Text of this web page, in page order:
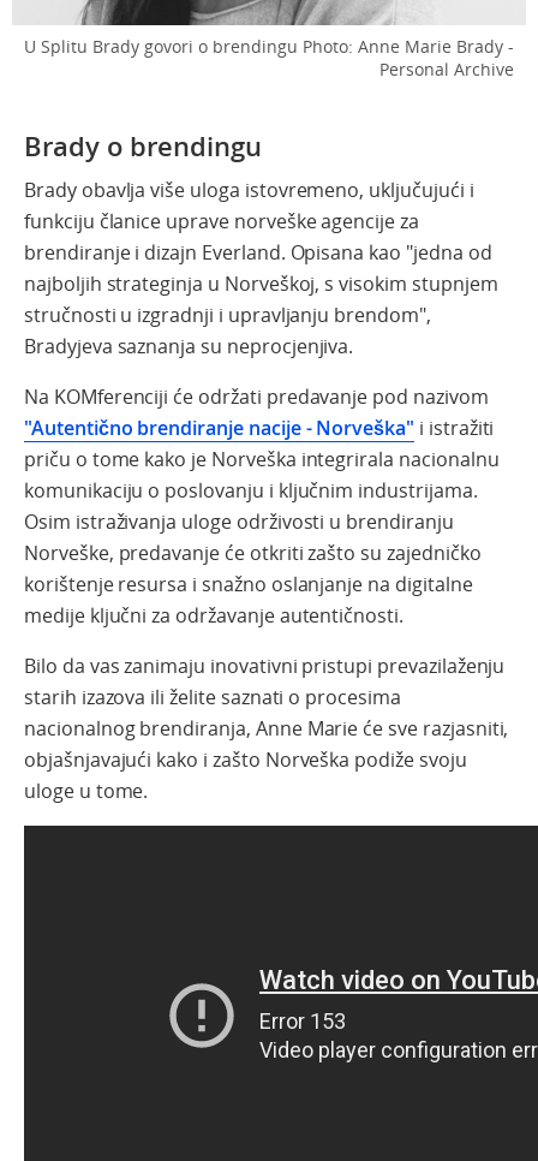
U Splitu Brady govori o brendingu Photo: Anne Marie Brady -
Personal Archive
Brady o brendingu
Brady obavlja više uloga istovremeno, uključujući i
funkciju članice uprave norveške agencije za
brendiranje i dizajn Everland. Opisana kao "jedna od
najboljih strateginja u Norveškoj, s visokim stupnjem
stručnosti u izgradnji i upravljanju brendom",
Bradyjeva saznanja su neprocjenjiva.
Na KOMferenciji će održati predavanje pod nazivom
"Autentično brendiranje nacije - Norveška" i istražiti
priču o tome kako je Norveška integrirala nacionalnu
komunikaciju o poslovanju i ključnim industrijama.
Osim istraživanja uloge održivosti u brendiranju
Norveške, predavanje će otkriti zašto su zajedničko
korištenje resursa i snažno oslanjanje na digitalne
medije ključni za održavanje autentičnosti.
Bilo da vas zanimaju inovativni pristupi prevazilaženju
starih izazova ili želite saznati o procesima
nacionalnog brendiranja, Anne Marie će sve razjasniti,
objašnjavajući kako i zašto Norveška podiže svoju
uloge u tome.